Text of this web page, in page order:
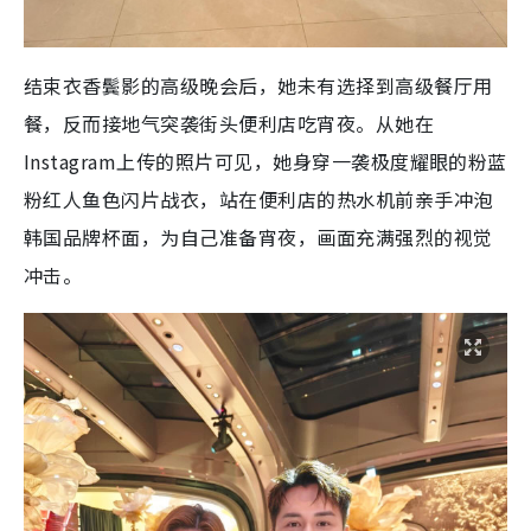
结束衣香鬓影的高级晚会后，她未有选择到高级餐厅用
餐，反而接地气突袭街头便利店吃宵夜。从她在
Instagram上传的照片可见，她身穿一袭极度耀眼的粉蓝
粉红人鱼色闪片战衣，站在便利店的热水机前亲手冲泡
韩国品牌杯面，为自己准备宵夜，画面充满强烈的视觉
冲击。